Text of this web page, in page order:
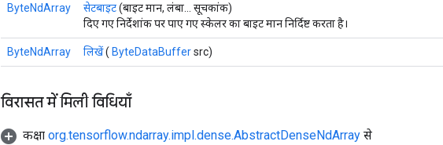
ByteNdArray सेटबाइट(बाइट मान, लंबा... सूचकांक)
दिए गए निर्देशांक पर पाए गए स्केलर का बाइट मान निर्दिष्ट करता है।
ByteNdArray लिखें( ByteDataBuffersrc)
विरासत में मिली विधियाँ
कक्षा org.tensorflow.ndarray.impl.dense.AbstractDenseNdArray से